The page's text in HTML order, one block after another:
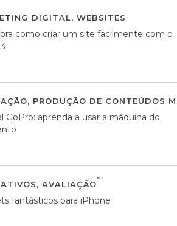
DIGITAL, WEBSITES
como criar um site facilmente com o
, PRODUÇÃO DE CONTEÚDOS
GoPro: aprenda a usar a máquina do
, AVALIAÇÃO
fantásticos para iPhone